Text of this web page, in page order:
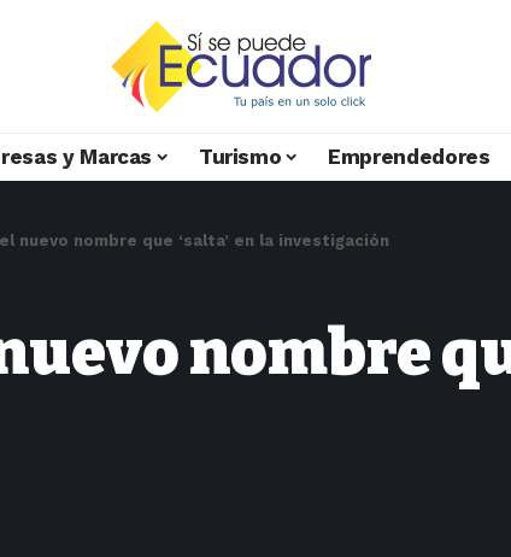
y Marcas Turismo Emprendedores
nuevo nombre que ‘salta’ en la investigación
nombre